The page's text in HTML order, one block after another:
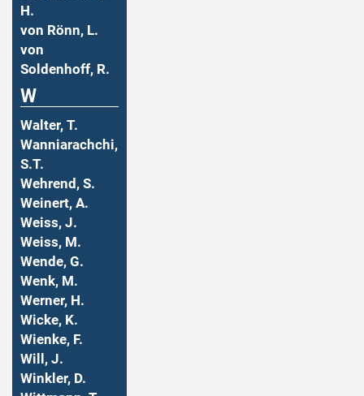
H.
von Rönn, L.
von
Soldenhoff, R.
W
Walter, T.
Wanniarachchi,
S.T.
Wehrend, S.
Weinert, A.
Weiss, J.
Weiss, M.
Wende, G.
Wenk, M.
Werner, H.
Wicke, K.
Wienke, F.
Will, J.
Winkler, D.